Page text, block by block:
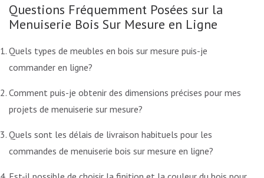
Questions Fréquemment Posées sur la
Menuiserie Bois Sur Mesure en Ligne
Quels types de meubles en bois sur mesure puis-je
commander en ligne?
Comment puis-je obtenir des dimensions précises pour mes
projets de menuiserie sur mesure?
Quels sont les délais de livraison habituels pour les
commandes de menuiserie bois sur mesure en ligne?